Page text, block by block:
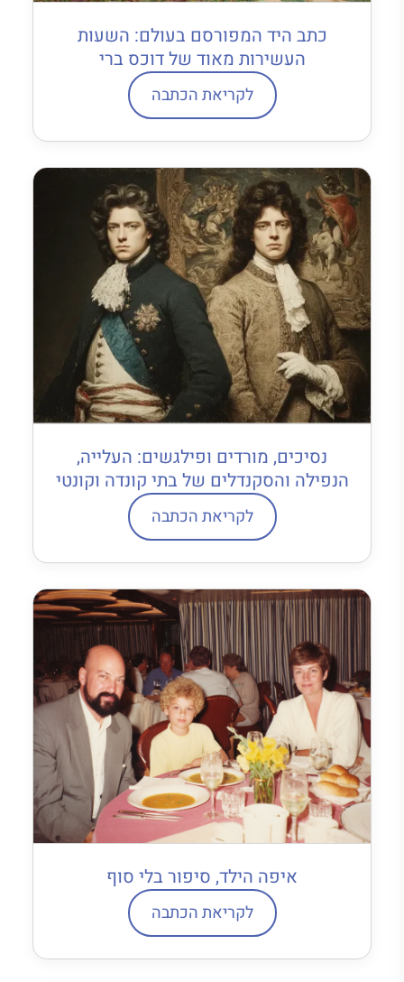
כתב היד המפורסם בעולם: השעות
העשירות מאוד של דוכס ברי
לקריאת הכתבה
נסיכים, מורדים ופילגשים: העלייה,
הנפילה והסקנדלים של בתי קונדה וקונטי
לקריאת הכתבה
איפה הילד, סיפור בלי סוף
לקריאת הכתבה